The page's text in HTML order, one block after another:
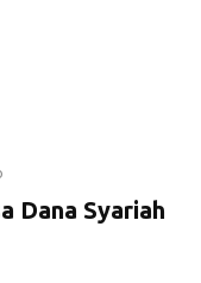
Dana Syariah